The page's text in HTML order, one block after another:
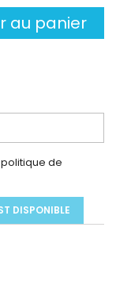
au panier
de
DISPONIBLE